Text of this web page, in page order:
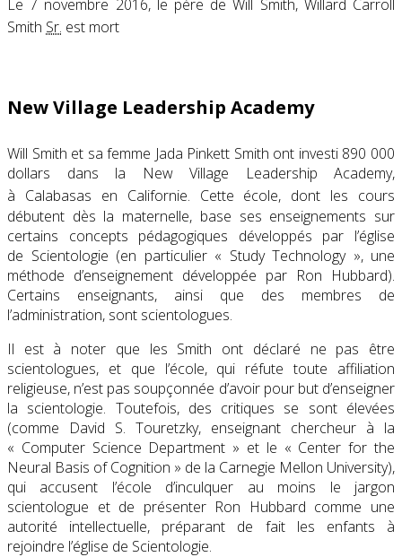
Le 7 novembre 2016, le père de Will Smith, Willard Carroll
Smith Sr. est mort
New Village Leadership Academy
Will Smith et sa femme Jada Pinkett Smith ont investi 890 000
dollars dans la New Village Leadership Academy,
à Calabasas en Californie. Cette école, dont les cours
débutent dès la maternelle, base ses enseignements sur
certains concepts pédagogiques développés par l’église
de Scientologie (en particulier « Study Technology », une
méthode d’enseignement développée par Ron Hubbard).
Certains enseignants, ainsi que des membres de
l’administration, sont scientologues.
Il est à noter que les Smith ont déclaré ne pas être
scientologues, et que l’école, qui réfute toute affiliation
religieuse, n’est pas soupçonnée d’avoir pour but d’enseigner
la scientologie. Toutefois, des critiques se sont élevées
(comme David S. Touretzky, enseignant chercheur à la
« Computer Science Department » et le « Center for the
Neural Basis of Cognition » de la Carnegie Mellon University),
qui accusent l’école d’inculquer au moins le jargon
scientologue et de présenter Ron Hubbard comme une
autorité intellectuelle, préparant de fait les enfants à
rejoindre l’église de Scientologie.